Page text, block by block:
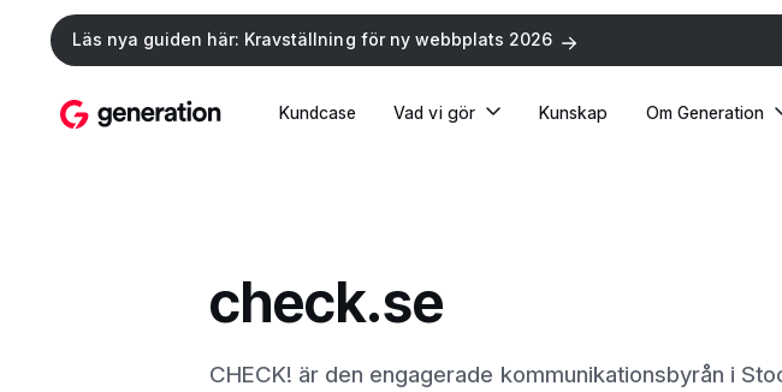
Läs nya guiden här: Kravställning för ny webbplats 2026
Kundcase Vad vi gör Kunskap Om Generation
check.se
CHECK! är den engagerade kommunikationsbyrån i